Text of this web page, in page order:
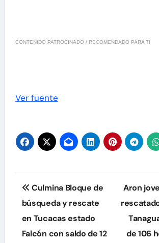
CONTENIDO PATROCINADO / RECOMENDADO PARA TI
Ver fuente
Navegación
de
entradas
Culmina Bloque de
búsqueda y rescate
en Tucacas estado
Falcón con saldo de 12
Aron
de 106